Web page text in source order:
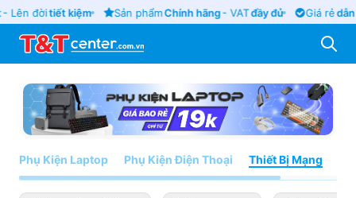
- Lên đờitiết kiệm Sản phẩmChính hãng- VATđầy đủ Giá rẻdẫn
Phụ Kiện Laptop Phụ Kiện Điện Thoại Thiết Bị Mạng